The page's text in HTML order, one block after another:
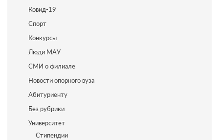
Ковид-19
Спорт
Конкурсы
Люди МАУ
СМИ о филиале
Новости опорного вуза
Абитуриенту
Без рубрики
Университет
Стипендии